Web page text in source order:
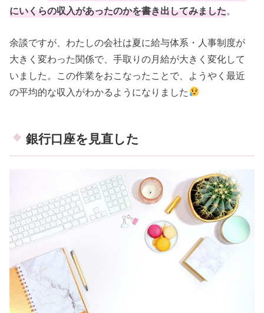
にいくらの収入があったのかを書き出してみました
余談ですが、わたしの会社は夏に給与体系・人事制度が
大きく変わった関係で、手取りの月給が大きく変化して
いました。この作業をおこなったことで、ようやく最近
の平均的な収入がわかるようになりました
銀行口座を見直した